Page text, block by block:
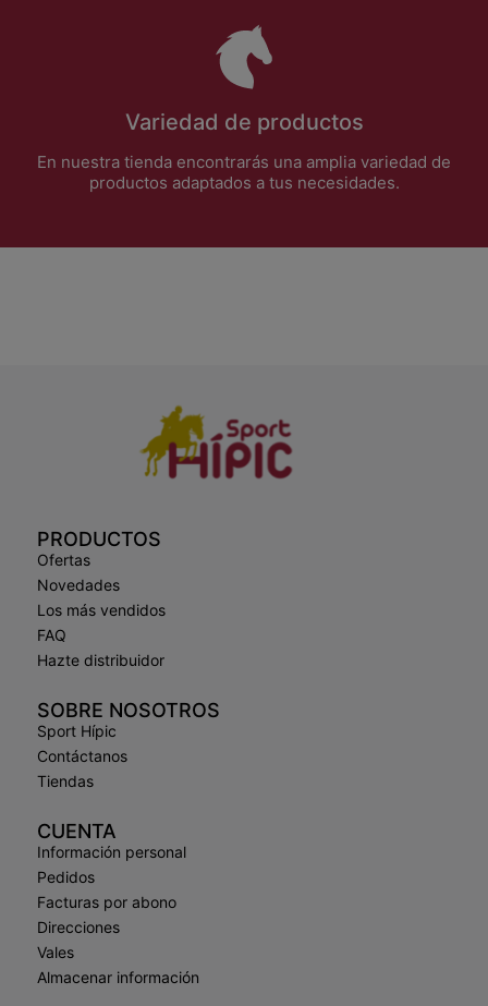
Variedad de productos
En nuestra tienda encontrarás una amplia variedad de
productos adaptados a tus necesidades.
PRODUCTOS
Ofertas
Novedades
Los más vendidos
FAQ
Hazte distribuidor
SOBRE NOSOTROS
Sport Hípic
Contáctanos
Tiendas
CUENTA
Información personal
Pedidos
Facturas por abono
Direcciones
Vales
Almacenar información